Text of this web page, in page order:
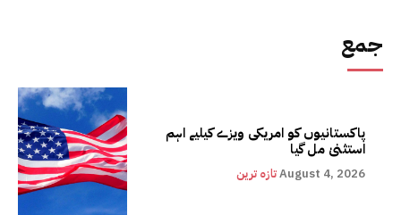
جمع
پاکستانیوں کو امریکی ویزے کیلیے اہم
استثنیٰ مل گیا
تازہ ترینAugust 4, 2026